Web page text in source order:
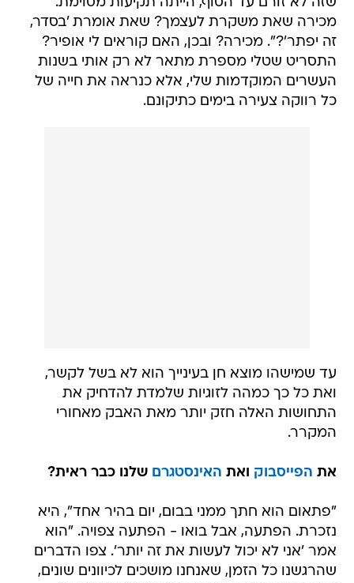
מכירה שאת משקרת לעצמך? שאת אומרת 'בסדר,
זה יפתר'?". מכירה? ובכן, האם קוראים לי אופיר?
התסריט שטלי מספרת מתאר לא רק אותי בשנות
העשרים המוקדמות שלי, אלא כנראה את חייה של
כל רווקה צעירה בימים כתיקונם.
עד שמישהו מוצא חן בעינייך הוא לא בשל לקשר,
ואת כל כך כמהה לזוגיות שלמדת להדחיק את
התחושות האלה חזק יותר מאת האבק מאחורי
המקרר.
את הפייסבוק ואת האינסטגרם שלנו כבר ראית?
"פתאום הוא חתך ממני בבום, יום בהיר אחד", היא
נזכרת. הפתעה, אבל בואו - הפתעה צפויה. "הוא
אמר 'אני לא יכול לעשות את זה יותר'. צפו הדברים
שהרגשנו כל הזמן, שאנחנו מושכים לכיוונים שונים,